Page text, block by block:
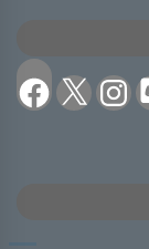
Facebook
X